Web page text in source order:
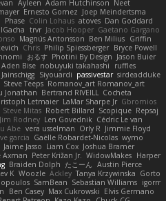
Ayleen Adam Hutchinson Neet
Ernesto Gomez Joep Meindertsma
Phase Colin Lohaus atoves Dan Goddard
trvr Jacob Hooper Gaetano Gargano
Magnús Antonsson Ben Milius Griffin
Chris Philip Spiessberger Bryce Powell
おるす Photini By Design Jason Buier
Aden Bise nobuyuki takahashi
ruffles
Siyouardi passivestar sirdeadduke
Steve Teeps Romanov_art Romanov_art
Jonathan Bertrand RIVEILL Cocheta
Letmaier LaMar Sharpe Jr Gbromios
Steve Mitas Robert Billard Scopique Repsaj
Jim Rodney Len Govednik Cédric Le van
Abe vera usselman Orly R Jimmie Floyd
garcia Gaëlle Robardet-Nicolas wymo
Jaime Jasso Liam Cox Joshua Bramer
Axman Peter Križan Jr. WidowMakes Harper
Braiden Dolph たこーん Austin Pierce
K Woozle Ackley Tanya Krzywinska Gorto
SamBean Sebastian Williams igorrr
Ben Casey Max Cukrowski Elvis Germano